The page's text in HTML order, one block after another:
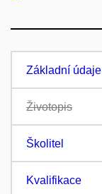
Základní údaje
Životopis
Školitel
Kvalifikace